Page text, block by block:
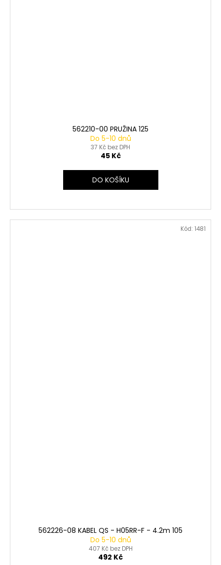
562210-00 PRUŽINA 125
Do 5-10 dnů
37 Kč bez DPH
45 Kč
DO KOŠÍKU
562226-08 KABEL QS - H05RR-F - 4.2m 105
Do 5-10 dnů
407 Kč bez DPH
492 Kč
Kód: 1481